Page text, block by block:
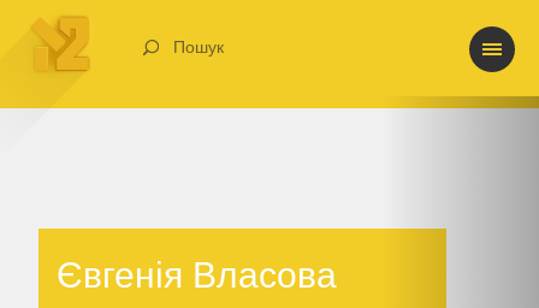
Пошук
Євгенія Власова